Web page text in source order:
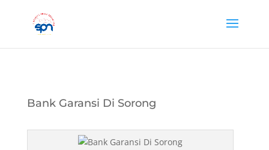
Bank Garansi Di Sorong